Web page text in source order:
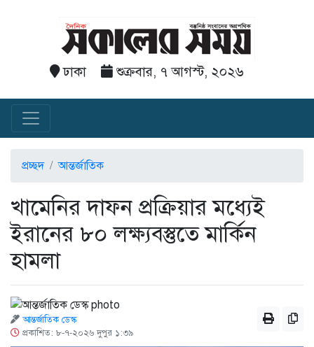
ঢাকা শুক্রবার, ৭ আগস্ট, ২০২৬
প্রচ্ছদ আন্তর্জাতিক
খামেনির দাফন প্রক্রিয়ার মধ্যেই
ইরানের ৮০ লক্ষ্যবস্তুতে মার্কিন
হামলা
আন্তর্জাতিক ডেস্ক
প্রকাশিত: ৮-৭-২০২৬ দুপুর ১:৩৯